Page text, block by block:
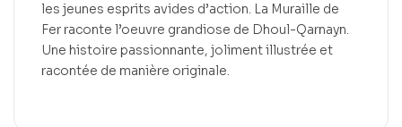
les jeunes esprits avides d’action. La Muraille de
Fer raconte l’oeuvre grandiose de Dhoul-Qarnayn.
Une histoire passionnante, joliment illustrée et
racontée de manière originale.